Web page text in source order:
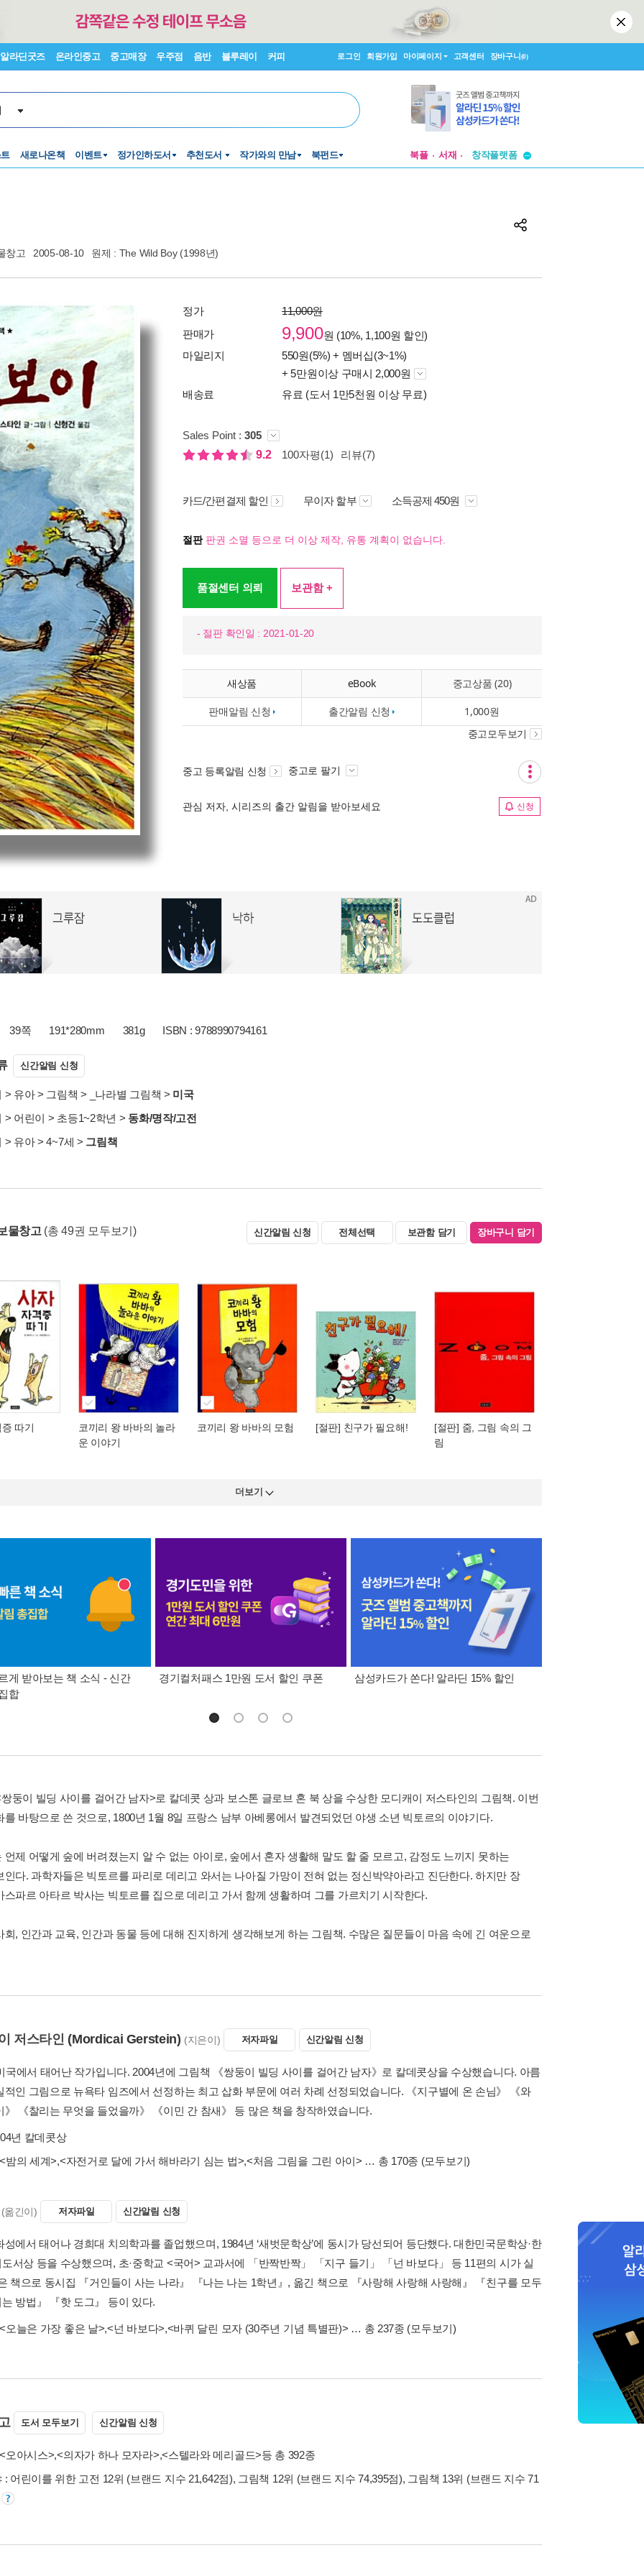
알라딘굿즈 온라인중고 중고매장 우주점 음반 블루레이 커피 로그인 회원가입 마이페이지 고객센터 장바구니(0)
새로나온책 이벤트 정가인하도서 추천도서 작가와의 만남 북펀드 북플 서재
투비컨티뉴드
투비컨티뉴드
창고 2005-08-10 원제 : The Wild Boy (1998년)
정가
11,000원
판매가
9,900원 (10%, 1,100원 할인)
마일리지
550원(5%) + 멤버십(3~1%)
+ 5만원이상 구매시 2,000원
배송료
유료 (도서 1만5천원 이상 무료)
Sales Point : 305
9.2
100자평(1) 리뷰(7)
카드/간편결제 할인 무이자 할부 소득공제 450원
절판판권 소멸 등으로 더 이상 제작, 유통 계획이 없습니다.
품절센터 의뢰 보관함 +
- 절판 확인일 : 2021-01-20
새상품 eBook 중고상품 (20)
판매알림 신청 출간알림 신청 1,000원
중고모두보기
중고 등록알림 신청 중고로 팔기
관심 저자, 시리즈의 출간 알림을 받아보세요 신청
39쪽 191*280mm 381g ISBN : 9788990794161
신간알림 신청
> 유아> 그림책 > _나라별 그림책 > 미국
> 어린이 > 초등1~2학년 > 동화/명작/고전
> 유아>4~7세 > 그림책
물창고 (총 49권 모두보기) 신간알림 신청 전체선택 보관함 담기 장바구니 담기
따기
코끼리 왕 바바의 놀라
운 이야기
코끼리 왕 바바의 모험 [절판] 친구가 필요해!
[절판] 줌, 그림 속의 그
림
더보기
게 받아보는 책 소식 - 신간
합
경기컬처패스 1만원 도서 할인 쿠폰 삼성카드가 쏜다! 알라딘 15% 할인
둥이 빌딩 사이를 걸어간 남자>로 칼데콧 상과 보스톤 글로브 혼 북 상을 수상한 모디캐이 저스타인의 그림책. 이번
를 바탕으로 쓴 것으로, 1800년 1월 8일 프랑스 남부 아베롱에서 발견되었던 야생 소년 빅토르의 이야기다.
언제 어떻게 숲에 버려졌는지 알 수 없는 아이로, 숲에서 혼자 생활해 말도 할 줄 모르고, 감정도 느끼지 못하는
인다. 과학자들은 빅토르를 파리로 데리고 와서는 나아질 가망이 전혀 없는 정신박약아라고 진단한다. 하지만 장
스파르 아타르 박사는 빅토르를 집으로 데리고 가서 함께 생활하며 그를 가르치기 시작한다.
회, 인간과 교육, 인간과 동물 등에 대해 진지하게 생각해보게 하는 그림책. 수많은 질문들이 마음 속에 긴 여운으로
저스타인 (Mordicai Gerstein) (지은이) 저자파일 신간알림 신청
국에서 태어난 작가입니다. 2004년에 그림책 《쌍둥이 빌딩 사이를 걸어간 남자》로 칼데콧상을 수상했습니다. 아름
적인 그림으로 뉴욕타 임즈에서 선정하는 최고 삽화 부문에 여러 차례 선정되었습니다. 《지구별에 온 손님》 《와
》 《찰리는 무엇을 들었을까》 《이민 간 참새》 등 많은 책을 창작하였습니다.
년 칼데콧상
<밤의 세계>,<자전거로 달에 가서 해바라기 심는 법>,<처음 그림을 그린 아이> … 총 170종 (모두보기)
(옮긴이) 저자파일 신간알림 신청
성에서 태어나 경희대 치의학과를 졸업했으며, 1984년 ‘새벗문학상’에 동시가 당선되어 등단했다. 대한민국문학상·한
서상 등을 수상했으며, 초·중학교 <국어> 교과서에 「반짝반짝」 「지구 들기」 「넌 바보다」 등 11편의 시가 실
책으로 동시집 『거인들이 사는 나라』 『나는 나는 1학년』, 옮긴 책으로 『사랑해 사랑해 사랑해』 『친구를 모두
방법』 『핫 도그』 등이 있다.
<오늘은 가장 좋은 날>,<넌 바보다>,<바퀴 달린 모자 (30주년 기념 특별판)> … 총 237종 (모두보기)
도서 모두보기 신간알림 신청
<오아시스>,<의자가 하나 모자라>,<스텔라와 메리골드>등 총 392종
: 어린이를 위한 고전 12위 (브랜드 지수 21,642점), 그림책 12위 (브랜드 지수 74,395점), 그림책 13위 (브랜드 지수 71